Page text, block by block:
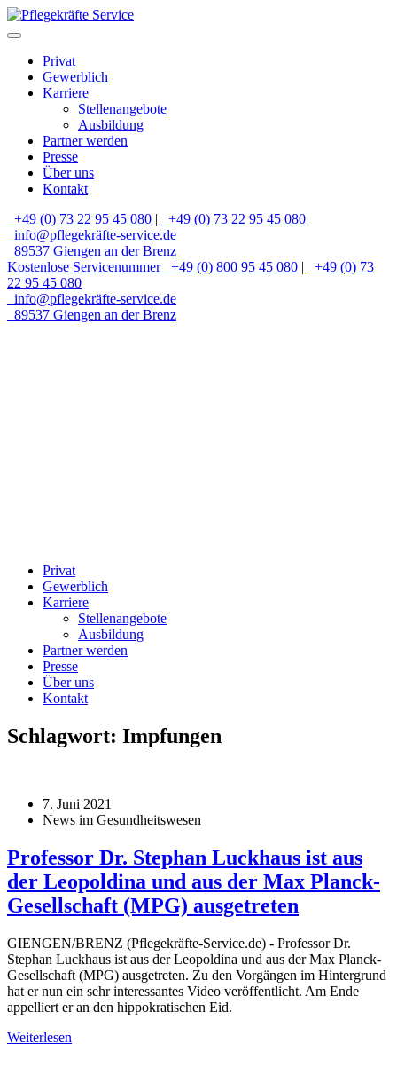
Privat
Gewerblich
Karriere
Stellenangebote
Ausbildung
Partner werden
Presse
Über uns
Kontakt
+49 (0) 73 22 95 45 080 |
+49 (0) 73 22 95 45 080
info@pflegekräfte-service.de
89537 Giengen an der Brenz
Kostenlose Servicenummer
+49 (0) 800 95 45 080 |
+49 (0) 73
22 95 45 080
info@pflegekräfte-service.de
89537 Giengen an der Brenz
Privat
Gewerblich
Karriere
Stellenangebote
Ausbildung
Partner werden
Presse
Über uns
Kontakt
Schlagwort: Impfungen
7. Juni 2021
News im Gesundheitswesen
Professor Dr. Stephan Luckhaus ist aus
der Leopoldina und aus der Max Planck-
Gesellschaft (MPG) ausgetreten
GIENGEN/BRENZ (Pflegekräfte-Service.de) - Professor Dr.
Stephan Luckhaus ist aus der Leopoldina und aus der Max Planck-
Gesellschaft (MPG) ausgetreten. Zu den Vorgängen im Hintergrund
hat er nun ein sehr interessantes Video veröffentlicht. Am Ende
appelliert er an den hippokratischen Eid.
Weiterlesen